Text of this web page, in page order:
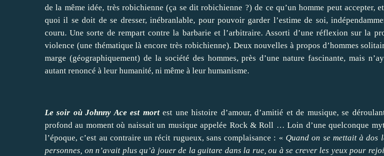
de la même idée, très robichienne (ça se dit robichienne ?) de ce qu’un homme peut accepter,
quoi il se doit de se dresser, inébranlable, pour pouvoir garder l’estime de soi,
couru. Une sorte de rempart contre la barbarie et l’arbitraire. Assorti d’une réflexion sur la
violence (une thématique là encore très robichienne). Deux nouvelles à propos d’hommes
marge (géographiquement) de la société des hommes, près d’une nature fascinante, mais
autant renoncé à leur humanité, ni même à leur humanisme.
Le soir où Johnny Ace est mortest une histoire d’amour, d’amitié et de musique, se
profond au moment où naissait un musique appelée Rock & Roll … Loin d’une quelconque
l’époque, c’est au contraire un récit rugueux, sans complaisance : « Quand on se mettait à dos
personnes, on n’avait plus qu’à jouer de la guitare dans la rue, ou à se crever les yeux pour